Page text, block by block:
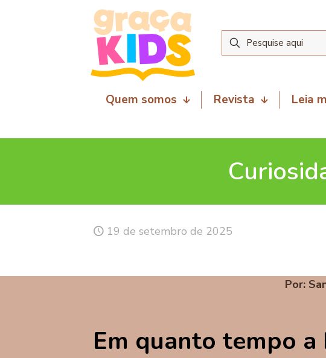
Quem somos Revista Leia
19 de setembro de 2025
Por:
Em quanto tempo